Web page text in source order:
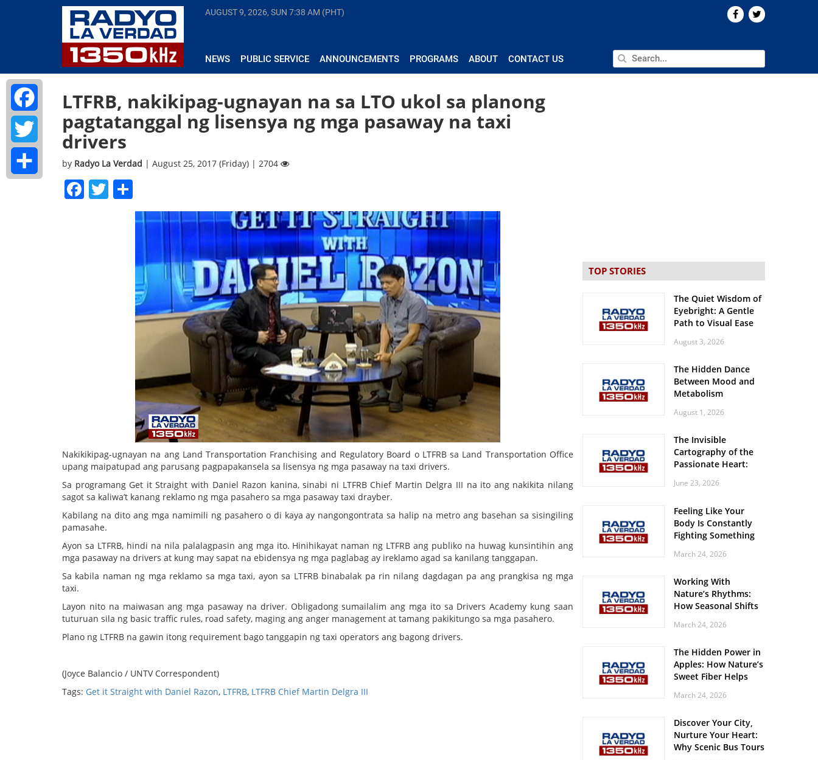
AUGUST 9, 2026, SUN 7:38 AM (PHT)
NEWS PUBLIC SERVICE ANNOUNCEMENTS PROGRAMS ABOUT CONTACT US
LTFRB, nakikipag-ugnayan na sa LTO ukol sa planong
pagtatanggal ng lisensya ng mga pasaway na taxi
drivers
by Radyo La Verdad | August 25, 2017 (Friday) | 2704
Facebook
Twitter
Nakikikipag-ugnayan na ang Land Transportation Franchising and Regulatory Board o LTFRB sa Land Transportation Office
upang maipatupad ang parusang pagpapakansela sa lisensya ng mga pasaway na taxi drivers.
Sa programang Get it Straight with Daniel Razon kanina, sinabi ni LTFRB Chief Martin Delgra III na ito ang nakikita nilang
sagot sa kaliwa’t kanang reklamo ng mga pasahero sa mga pasaway taxi drayber.
Kabilang na dito ang mga namimili ng pasahero o di kaya ay nangongontrata sa halip na metro ang basehan sa sisingiling
pamasahe.
Ayon sa LTFRB, hindi na nila palalagpasin ang mga ito. Hinihikayat naman ng LTFRB ang publiko na huwag kunsintihin ang
mga pasaway na drivers at kung may sapat na ebidensya ng mga paglabag ay ireklamo agad sa kanilang tanggapan.
Sa kabila naman ng mga reklamo sa mga taxi, ayon sa LTFRB binabalak pa rin nilang dagdagan pa ang prangkisa ng mga
taxi.
Layon nito na maiwasan ang mga pasaway na driver. Obligadong sumailalim ang mga ito sa Drivers Academy kung saan
tuturuan sila ng basic traffic rules, road safety, maging ang anger management at tamang pakikitungo sa mga pasahero.
Plano ng LTFRB na gawin itong requirement bago tanggapin ng taxi operators ang bagong drivers.
(Joyce Balancio / UNTV Correspondent)
Tags: Get it Straight with Daniel Razon, LTFRB, LTFRB Chief Martin Delgra III
TOP STORIES
The Quiet Wisdom of
Eyebright: A Gentle
Path to Visual Ease
August 3, 2026
The Hidden Dance
Between Mood and
Metabolism
August 1, 2026
The Invisible
Cartography of the
Passionate Heart:
Spatial Solitude in
Roaring Stadiums
June 23, 2026
Feeling Like Your
Body Is Constantly
Fighting Something
Body Might Be
March 24, 2026
Working With
Nature’s Rhythms:
How Seasonal Shifts
and Vitality
March 24, 2026
The Hidden Power in
Apples: How Nature’s
Sweet Fiber Helps
Steady and Smooth
March 24, 2026
Discover Your City,
Nurture Your Heart:
Why Scenic Bus Tours
Facebook
Twitter